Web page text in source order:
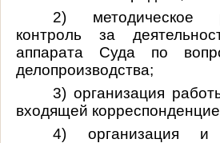
2) методическое
контроль за
аппарата Суда по
делопроизводства;
3) организация
входящей
4) организация и